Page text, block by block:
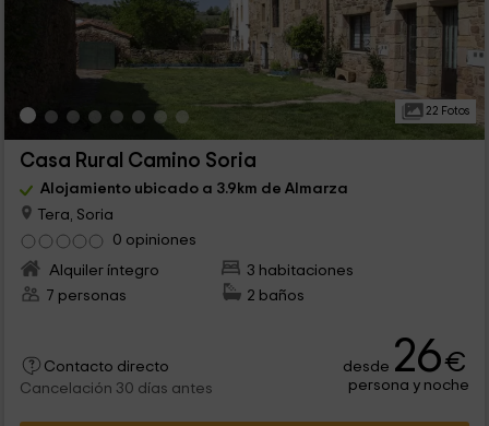
22 Fotos
Casa Rural Camino Soria
Alojamiento ubicado a 3.9km de Almarza
Tera, Soria
0 opiniones
Alquiler íntegro
3 habitaciones
7 personas
2 baños
Contacto directo
Cancelación 30 días antes
desde 26€
persona y noche